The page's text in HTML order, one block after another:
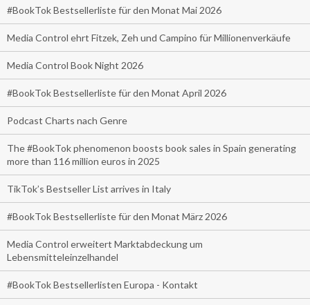
#BookTok Bestsellerliste für den Monat Mai 2026
Media Control ehrt Fitzek, Zeh und Campino für Millionenverkäufe
Media Control Book Night 2026
#BookTok Bestsellerliste für den Monat April 2026
Podcast Charts nach Genre
The #BookTok phenomenon boosts book sales in Spain generating
more than 116 million euros in 2025
TikTok’s Bestseller List arrives in Italy
#BookTok Bestsellerliste für den Monat März 2026
Media Control erweitert Marktabdeckung um
Lebensmitteleinzelhandel
#BookTok Bestsellerlisten Europa - Kontakt